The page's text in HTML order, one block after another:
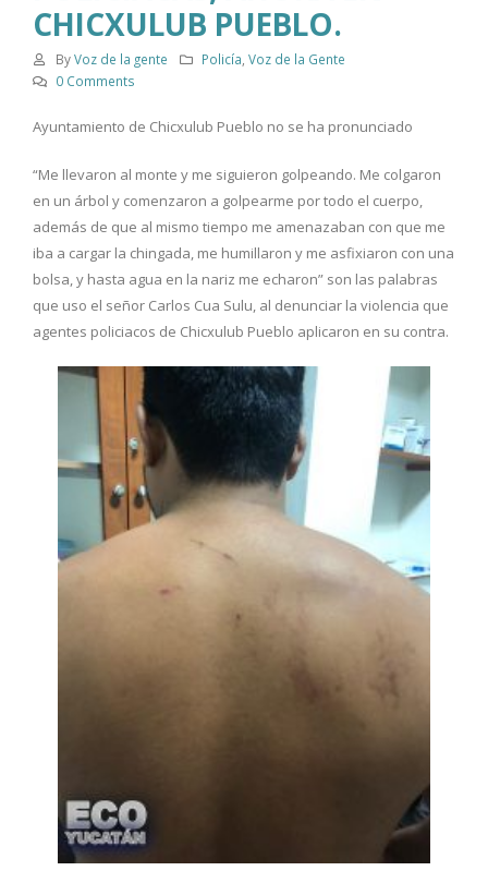
CHICXULUB PUEBLO.
ByVoz de la gente Policía ,Voz de la Gente
0 Comments
Ayuntamiento de Chicxulub Pueblo no se ha pronunciado
“Me llevaron al monte y me siguieron golpeando. Me colgaron
en un árbol y comenzaron a golpearme por todo el cuerpo,
además de que al mismo tiempo me amenazaban con que me
iba a cargar la chingada, me humillaron y me asfixiaron con una
bolsa, y hasta agua en la nariz me echaron” son las palabras
que uso el señor Carlos Cua Sulu, al denunciar la violencia que
agentes policiacos de Chicxulub Pueblo aplicaron en su contra.